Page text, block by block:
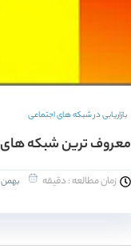
بازاریابی در شبکه های اجتماعی
معروف ترین شبکه های
زمان مطالعه : دقیقه بهمن ۶, ۱۳۹۸